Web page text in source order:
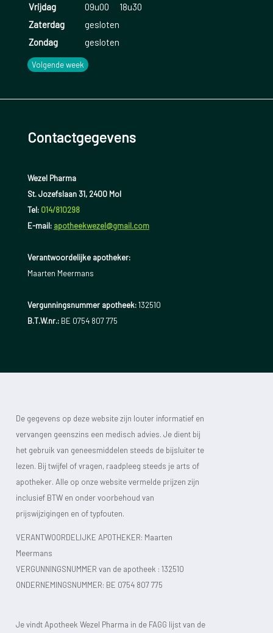
Vrijdag
09u00
18u30
Zaterdag
gesloten
Zondag
gesloten
Volgende week
Contactgegevens
Wezel Pharma
St. Jozefslaan 31, 2400 Mol
Tel: 014/810298
E-mail: apotheekwezel@gmail.com
Verantwoordelijke apotheker:
Maarten Meermans
Vergunningsnummer apotheek:132510
B.T.W.nr.:BE 0754 807 775
De gegevens op deze website zijn louter informatief en
vervangen geenszins een medisch advies. Je dient bij
het gebruik van geneesmiddelen steeds de bijsluiter te
lezen. Bij twijfel of vragen, raadpleeg steeds je arts of
apotheker. Alle op onze website vermelde prijzen zijn
inclusief BTW en onder voorbehoud van
prijswijzigingen en of typfouten.
VERANTWOORDELIJKE APOTHEKER: Maarten
Meermans
VERGUNNINGSNUMMER van de apotheek : 132510
ONDERNEMINGSNUMMER: BE 0754 807 775
Je vindt Apotheek Wezel Pharma in de FAGG lijst van de